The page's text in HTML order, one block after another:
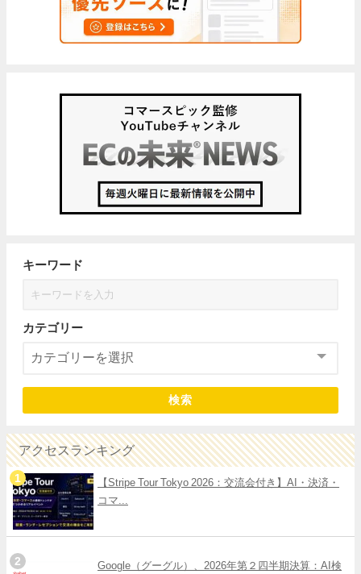
キーワード
カテゴリー
検索
アクセスランキング
【Stripe Tour Tokyo 2026：交流会付き】AI・決済・
コマ...
Google（グーグル）、2026年第２四半期決算：AI検